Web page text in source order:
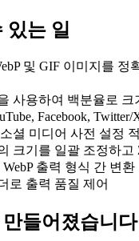
있는 일
및 GIF 이미지를 정
사용하여 백분율로 크
Facebook,
셜 미디어 사전 설정
크기를 일괄 조정하고
WebP 출력 형식 간 변환
로 출력 품질 제어
들어졌습니다